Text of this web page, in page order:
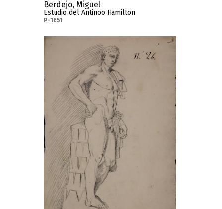
Berdejo, Miguel
Estudio del Antinoo Hamilton
P-1651